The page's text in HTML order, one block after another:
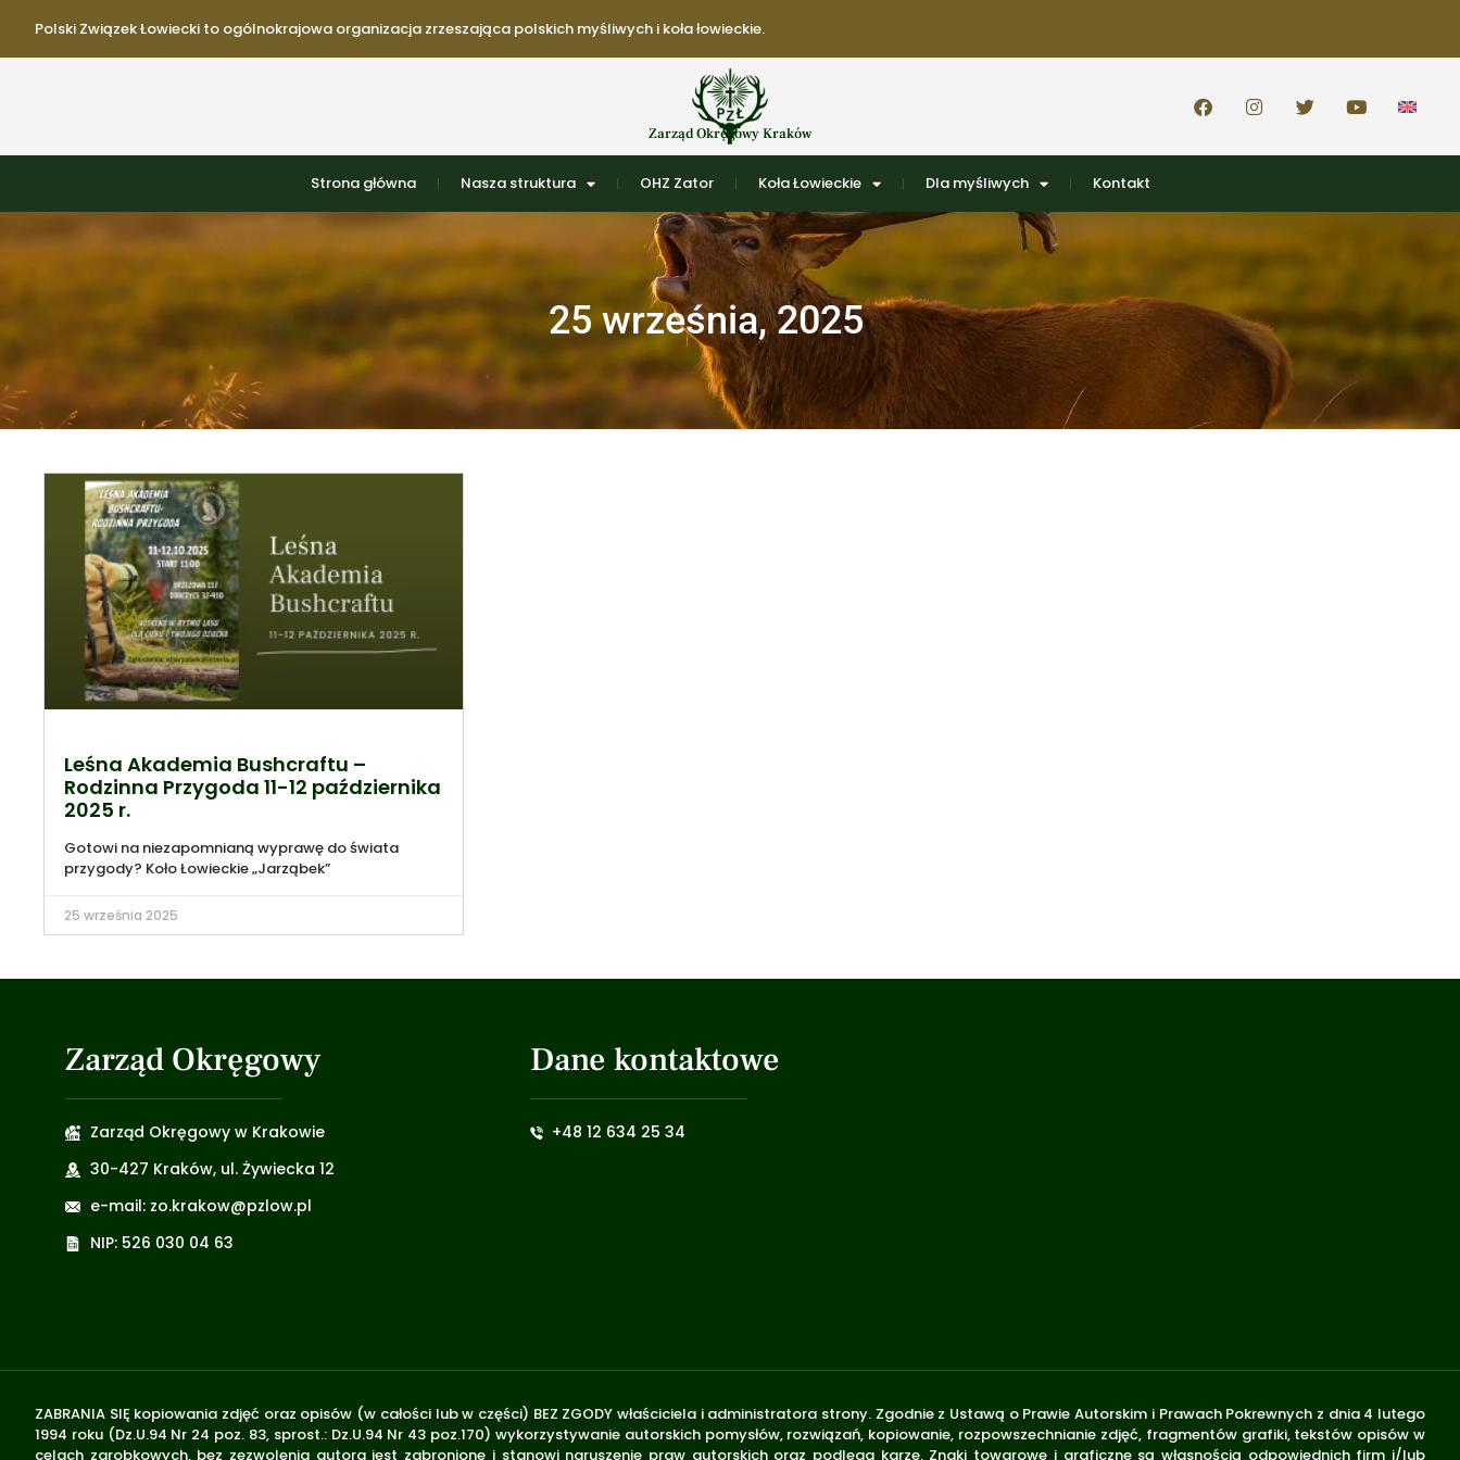
Polski Związek Łowiecki to ogólnokrajowa organizacja zrzeszająca polskich myśliwych i koła łowieckie.
Zarząd Okręgowy Kraków
Strona główna Nasza struktura OHZ Zator Koła Łowieckie Dla myśliwych Kontakt
25 września, 2025
Leśna Akademia Bushcraftu –
Rodzinna Przygoda 11-12 października
2025 r.
Gotowi na niezapomnianą wyprawę do świata
przygody? Koło Łowieckie „Jarząbek”
25 września 2025
Zarząd Okręgowy
Zarząd Okręgowy w Krakowie
30-427 Kraków, ul. Żywiecka 12
e-mail: zo.krakow@pzlow.pl
NIP: 526 030 04 63
Dane kontaktowe
+48 12 634 25 34
ZABRANIA SIĘ kopiowania zdjęć oraz opisów (w całości lub w części) BEZ ZGODY właściciela i administratora strony. Zgodnie z Ustawą o Prawie Autorskim i Prawach Pokrewnych z dnia 4 lutego
1994 roku (Dz.U.94 Nr 24 poz. 83, sprost.: Dz.U.94 Nr 43 poz.170) wykorzystywanie autorskich pomysłów, rozwiązań, kopiowanie, rozpowszechnianie zdjęć, fragmentów grafiki, tekstów opisów w
celach zarobkowych, bez zezwolenia autora jest zabronione i stanowi naruszenie praw autorskich oraz podlega karze. Znaki towarowe i graficzne są własnością odpowiednich firm i/lub